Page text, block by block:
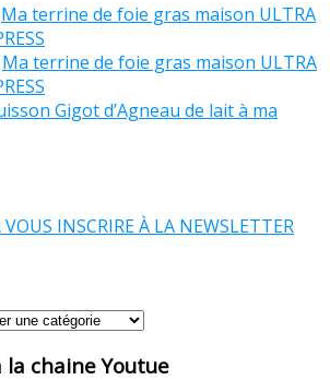
Ma terrine de foie gras maison ULTRA
Ma terrine de foie gras maison ULTRA
Gigot d’Agneau de lait à ma
INSCRIRE À LA NEWSLETTER
la chaine Youtue